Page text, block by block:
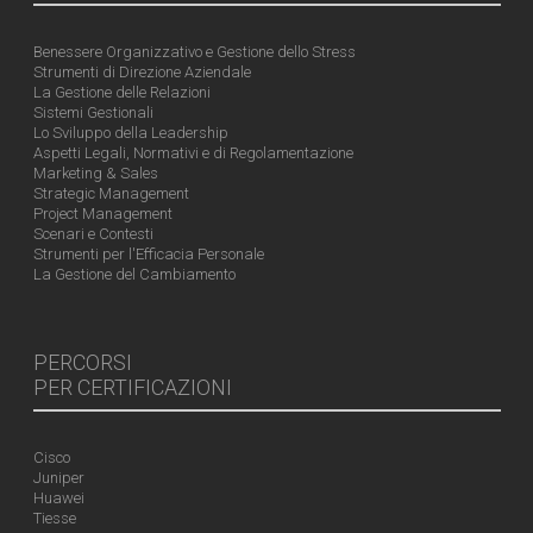
Benessere Organizzativo e Gestione dello Stress
Strumenti di Direzione Aziendale
La Gestione delle Relazioni
Sistemi Gestionali
Lo Sviluppo della Leadership
Aspetti Legali, Normativi e di Regolamentazione
Marketing & Sales
Strategic Management
Project Management
Scenari e Contesti
Strumenti per l'Efficacia Personale
La Gestione del Cambiamento
PERCORSI
PER CERTIFICAZIONI
Cisco
Juniper
Huawei
Tiesse